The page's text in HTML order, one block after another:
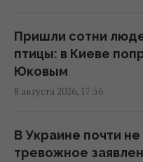
Зеленский:
удвоить объемы
условие
Избрание судей
Пришли сотни
птицы: в Киеве
Юковым
8 августа 2026, 17:56
В Украине почти
тревожное